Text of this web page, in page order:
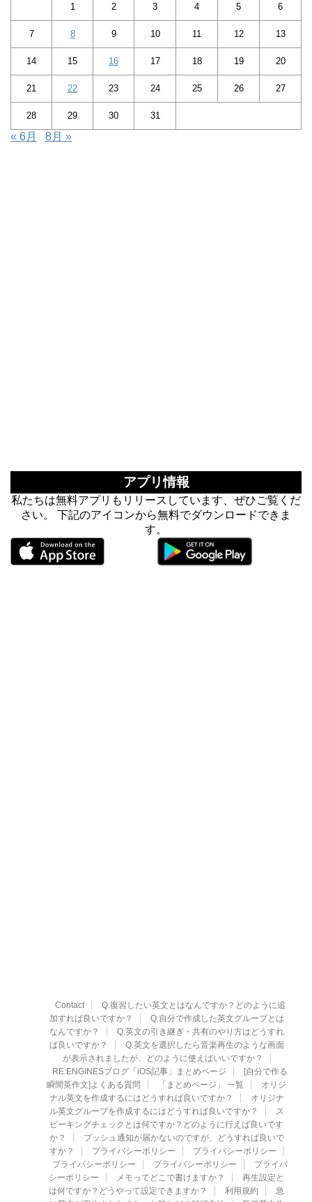
1 2 3 4 5 6
7 8 9 10 11 12 13
14 15 16 17 18 19 20
21 22 23 24 25 26 27
28 29 30 31
« 6月 8月 »
アプリ情報
私たちは無料アプリもリリースしています、ぜひご覧くだ
さい。 下記のアイコンから無料でダウンロードできま
す。
Contact
Q.復習したい英文とはなんですか？どのように追
加すれば良いですか？
Q.自分で作成した英文グループとは
なんですか？
Q.英文の引き継ぎ・共有のやり方はどうすれ
ば良いですか？
Q.英文を選択したら音楽再生のような画面
が表示されましたが、どのように使えばいいですか？
RE:ENGINESブログ「iOS記事」まとめページ
[自分で作る
瞬間英作文]よくある質問
「まとめページ」 一覧
オリジ
ナル英文を作成するにはどうすれば良いですか？
オリジナ
ル英文グループを作成するにはどうすれば良いですか？
ス
ピーキングチェックとは何ですか？どのように行えば良いです
か？
プッシュ通知が届かないのですが、どうすれば良いで
すか？
プライバシーポリシー
プライバシーポリシー
プライバシーポリシー
プライバシーポリシー
プライバ
シーポリシー
メモってどこで書けますか？
再生設定と
は何ですか？どうやって設定できますか？
利用規約
急